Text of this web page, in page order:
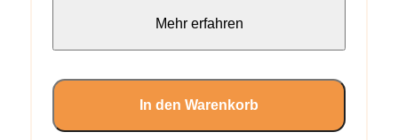
Mehr erfahren
In den Warenkorb